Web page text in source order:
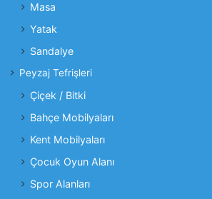
Masa
Yatak
Sandalye
Peyzaj Tefrişleri
Çiçek / Bitki
Bahçe Mobilyaları
Kent Mobilyaları
Çocuk Oyun Alanı
Spor Alanları